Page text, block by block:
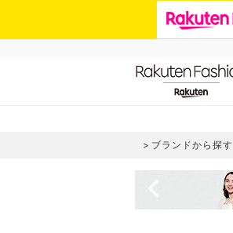
ブランドから探す